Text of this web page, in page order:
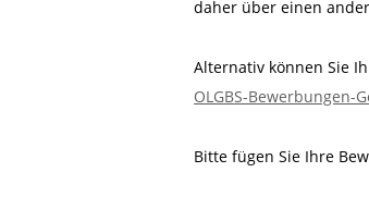
daher über einen
Alternativ können Sie
OLGBS-Bewerbungen-
Bitte fügen Sie Ihre